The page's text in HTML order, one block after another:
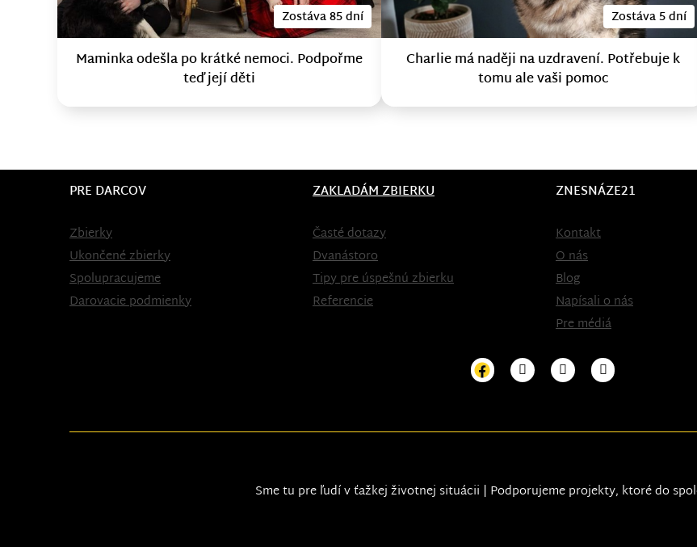
Zostáva 85 dní
Maminka odešla po krátké nemoci. Podpořme
teď její děti
Zostáva 5 dní
Charlie má naději na uzdravení. Potřebuje k
tomu ale vaši pomoc
PRE DARCOV
Zbierky
Ukončené zbierky
Spolupracujeme
Darovacie podmienky
ZAKLADÁM ZBIERKU
Časté dotazy
Dvanástoro
Tipy pre úspešnú zbierku
Referencie
ZNESNÁZE21
Kontakt
O nás
Blog
Napísali o nás
Pre médiá
Sme tu pre ľudí v ťažkej životnej situácii | Podporujeme projekty, ktoré do